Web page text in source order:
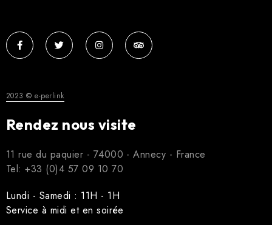
2023 © e-perlink
Rendez nous visite
11 rue du paquier - 74000 - Annecy - France
Tel: +33 (0)4 57 09 10 70
Lundi - Samedi : 11H - 1H
Service à midi et en soirée